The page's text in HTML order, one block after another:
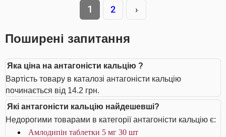
1 2 ›
Поширені запитання
Яка ціна на антагоністи кальцію ?
Вартість товару в каталозі антагоністи кальцію
починається від 14.2 грн.
Які антагоністи кальцію найдешевші?
Недорогими товарами в категорії антагоністи кальцію є:
Амлодипін таблетки 5 мг 30 шт